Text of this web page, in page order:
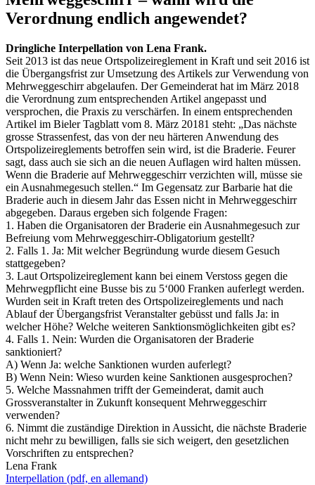
Verordnung endlich angewendet?
Dringliche Interpellation von Lena Frank.
Seit 2013 ist das neue Ortspolizeireglement in Kraft und seit 2016 ist
die Übergangsfrist zur Umsetzung des Artikels zur Verwendung von
Mehrweggeschirr abgelaufen. Der Gemeinderat hat im März 2018
die Verordnung zum entsprechenden Artikel angepasst und
versprochen, die Praxis zu verschärfen. In einem entsprechenden
Artikel im Bieler Tagblatt vom 8. März 20181 steht: „Das nächste
grosse Strassenfest, das von der neu härteren Anwendung des
Ortspolizeireglements betroffen sein wird, ist die Braderie. Feurer
sagt, dass auch sie sich an die neuen Auflagen wird halten müssen.
Wenn die Braderie auf Mehrweggeschirr verzichten will, müsse sie
ein Ausnahmegesuch stellen.“ Im Gegensatz zur Barbarie hat die
Braderie auch in diesem Jahr das Essen nicht in Mehrweggeschirr
abgegeben. Daraus ergeben sich folgende Fragen:
1. Haben die Organisatoren der Braderie ein Ausnahmegesuch zur
Befreiung vom Mehrweggeschirr-Obligatorium gestellt?
2. Falls 1. Ja: Mit welcher Begründung wurde diesem Gesuch
stattgegeben?
3. Laut Ortspolizeireglement kann bei einem Verstoss gegen die
Mehrwegpflicht eine Busse bis zu 5‘000 Franken auferlegt werden.
Wurden seit in Kraft treten des Ortspolizeireglements und nach
Ablauf der Übergangsfrist Veranstalter gebüsst und falls Ja: in
welcher Höhe? Welche weiteren Sanktionsmöglichkeiten gibt es?
4. Falls 1. Nein: Wurden die Organisatoren der Braderie
sanktioniert?
A) Wenn Ja: welche Sanktionen wurden auferlegt?
B) Wenn Nein: Wieso wurden keine Sanktionen ausgesprochen?
5. Welche Massnahmen trifft der Gemeinderat, damit auch
Grossveranstalter in Zukunft konsequent Mehrweggeschirr
verwenden?
6. Nimmt die zuständige Direktion in Aussicht, die nächste Braderie
nicht mehr zu bewilligen, falls sie sich weigert, den gesetzlichen
Vorschriften zu entsprechen?
Lena Frank
Interpellation (pdf, en allemand)